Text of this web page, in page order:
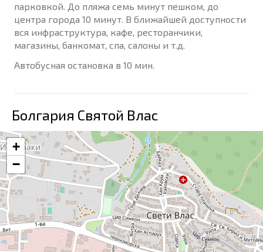
парковкой. До пляжа семь минут пешком, до
центра города 10 минут. В ближайшей доступности
вся инфраструктура, кафе, ресторанчики,
магазины, банкомат, спа, салоны и т.д.
Автобусная остановка в 10 мин.
Болгария Святой Влас
+
−